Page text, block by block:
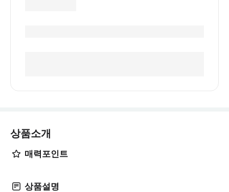
상품소개
매력포인트
상품설명